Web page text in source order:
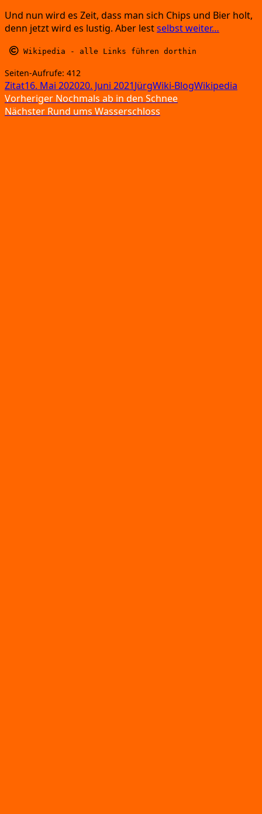
Und nun wird es Zeit, dass man sich Chips und Bier holt,
denn jetzt wird es lus­tig. Aber lestselbst wei­ter…
Wikipedia - alle Links führen dorthin
Sei­ten-Auf­ru­fe: 412
Format
ZitatVeröffentlicht
am
16. Mai 202020. Juni 2021Autor
JürgKategorien
Wiki-BlogSchlagwörter
Wikipedia
Beitragsnavigation
Vorheriger Vorheriger
Beitrag:
Nochmals ab in den Schnee
Nächster Nächster
Rund ums Wasserschloss